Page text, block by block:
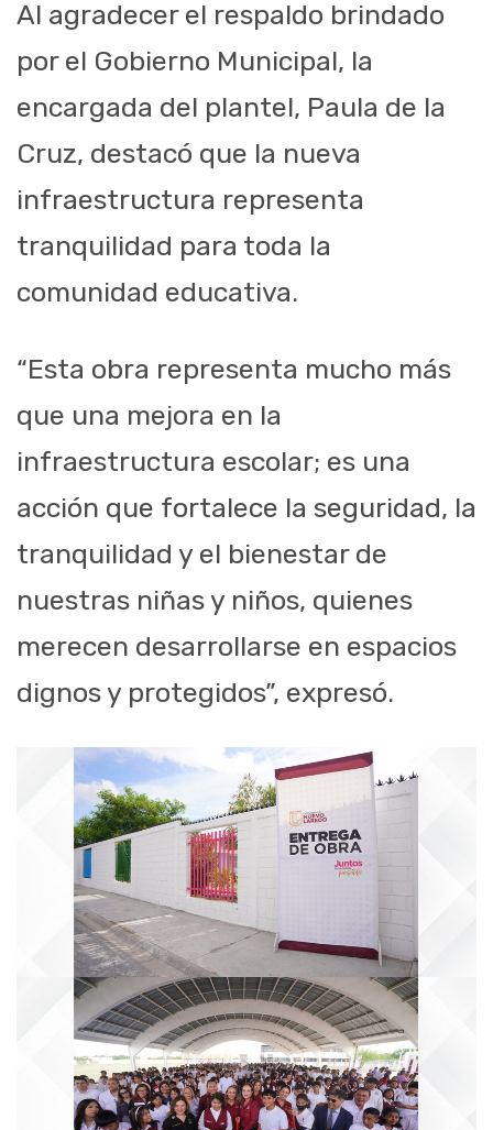
Al agradecer el respaldo brindado
por el Gobierno Municipal, la
encargada del plantel, Paula de la
Cruz, destacó que la nueva
infraestructura representa
tranquilidad para toda la
comunidad educativa.
“Esta obra representa mucho más
que una mejora en la
infraestructura escolar; es una
acción que fortalece la seguridad, la
tranquilidad y el bienestar de
nuestras niñas y niños, quienes
merecen desarrollarse en espacios
dignos y protegidos”, expresó.